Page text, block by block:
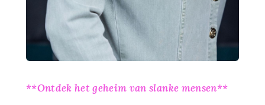
**Ontdek het geheim van slanke mensen**